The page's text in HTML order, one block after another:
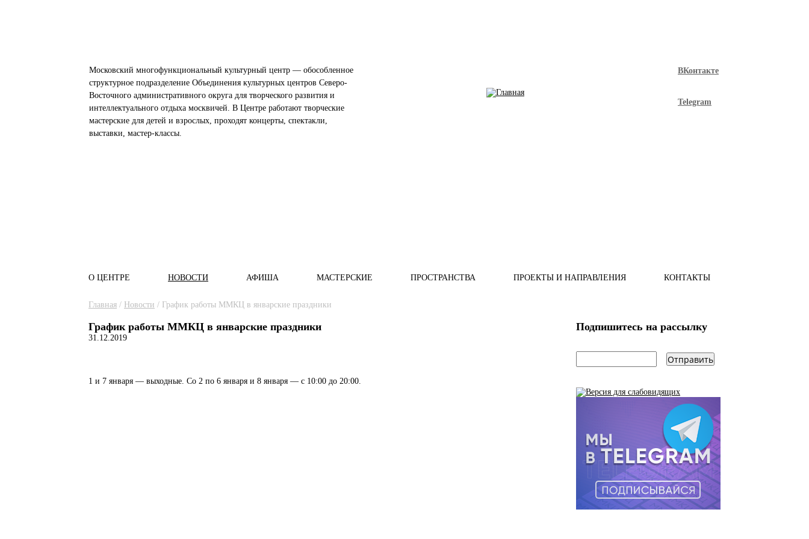
Московский многофункциональный культурный центр — обособленное
структурное подразделение Объединения культурных центров Северо-
Восточного административного округа для творческого развития и
интеллектуального отдыха москвичей. В Центре работают творческие
мастерские для детей и взрослых, проходят концерты, спектакли,
выставки, мастер-классы.
ВКонтакте
Telegram
Главное меню
О ЦЕНТРЕ НОВОСТИ АФИША МАСТЕРСКИЕ ПРОСТРАНСТВА ПРОЕКТЫ И НАПРАВЛЕНИЯ КОНТАКТЫ
Вы здесь
Главная / Новости / График работы ММКЦ в январские праздники
График работы ММКЦ в январские праздники
31.12.2019
1 и 7 января — выходные. Со 2 по 6 января и 8 января — с 10:00 до 20:00.
Подпишитесь на рассылку